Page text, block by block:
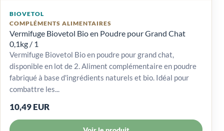
BIOVETOL
COMPLÉMENTS ALIMENTAIRES
Vermifuge Biovetol Bio en Poudre pour Grand Chat
0,1kg / 1
Vermifuge Biovetol Bio en poudre pour grand chat,
disponible en lot de 2. Aliment complémentaire en poudre
fabriqué à base d'ingrédients naturels et bio. Idéal pour
combattre les...
10,49 EUR